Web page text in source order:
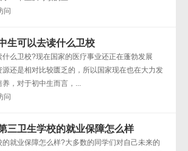
问
生可以去读什么卫校
么卫校?现在国家的医疗事业还正在蓬勃发展
还是相对比较匮乏的，所以国家现在也在大力发
，对于初中生而言，...
问
三卫生学校的就业保障怎么样
就业保障怎么样?大多数的同学们对自己未来的